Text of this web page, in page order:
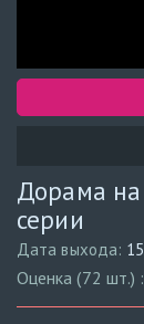
Дорама на
серии
Дата выхода:
Оценка (72 шт.) :